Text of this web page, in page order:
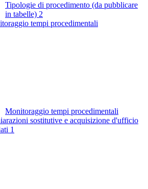
Tipologie di procedimento (da pubblicare
in tabelle) 2
tempi procedimentali
Monitoraggio tempi procedimentali
sostitutive e acquisizione d'ufficio
1